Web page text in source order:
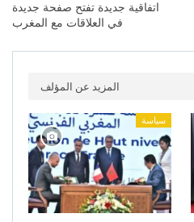
اتفاقية جديدة تفتح صفحة جديدة
في العلاقات مع المغرب
المزيد عن المؤلف
سياسة